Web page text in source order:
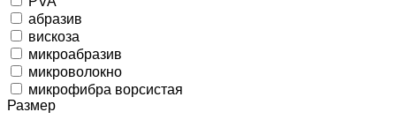
абразив
вискоза
микроабразив
микроволокно
микрофибра ворсистая
Размер